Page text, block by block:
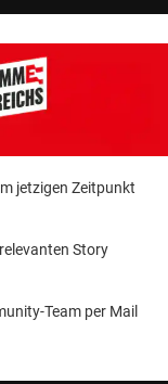
jetzigen Zeitpunkt
Story
Team per Mail